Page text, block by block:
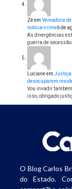
Zéem Vereadora
notícia-crime6 de
As divergências
guerra de secessão
Lucianeem Justiça
desocuparem
Vou invadir
isso, obrigado
O Blog Carlos
do Estado.